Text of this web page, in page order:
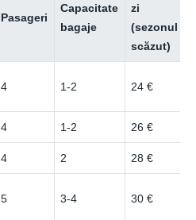
Pasageri
Capacitate
bagaje
zi
(sezonul
scăzut)
4 1-2 24 €
4 1-2 26 €
4 2 28 €
5 3-4 30 €